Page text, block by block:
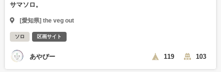
サマソロ。
[愛知県] the veg out
ソロ 区画サイト
あやぴー 119 103